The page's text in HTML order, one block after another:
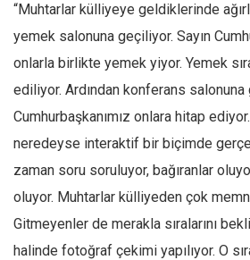
“Muhtarlar külliyeye geldiklerinde
yemek salonuna geçiliyor. Sayın
onlarla birlikte yemek yiyor. Yemek
ediliyor. Ardından konferans
Cumhurbaşkanımız onlara hitap
neredeyse interaktif bir biçimde
zaman soru soruluyor, bağıranlar
oluyor. Muhtarlar külliyeden çok
Gitmeyenler de merakla sıralarını
halinde fotoğraf çekimi yapılıyor. O